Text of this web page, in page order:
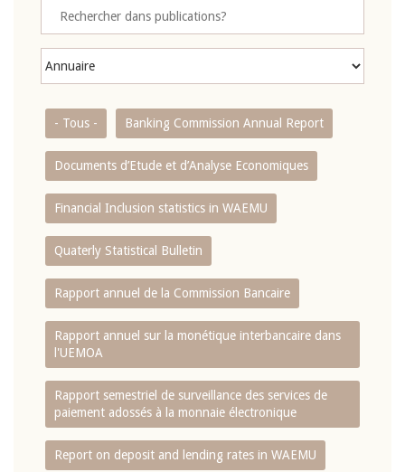
- Tous - Banking Commission Annual Report
Documents d’Etude et d’Analyse Economiques
Financial Inclusion statistics in WAEMU
Quaterly Statistical Bulletin
Rapport annuel de la Commission Bancaire
Rapport annuel sur la monétique interbancaire dans
l'UEMOA
Rapport semestriel de surveillance des services de
paiement adossés à la monnaie électronique
Report on deposit and lending rates in WAEMU